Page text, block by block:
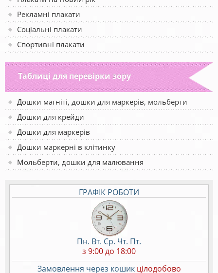
Рекламні плакати
Соціальні плакати
Спортивні плакати
Таблиці для перевірки зору
Дошки магніті, дошки для маркерів, мольберти
Дошки для крейди
Дошки для маркерів
Дошки маркерні в клітинку
Мольберти, дошки для малювання
ГРАФІК РОБОТИ
Пн. Вт. Ср. Чт. Пт.
з 9:00 до 18:00
Замовлення через кошик цілодобово